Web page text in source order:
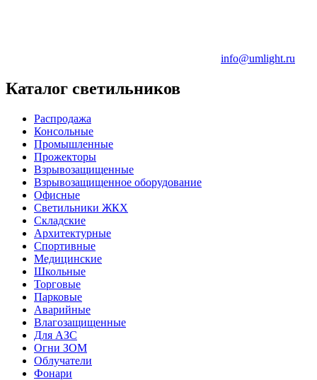
info@umlight.ru
Каталог светильников
Распродажа
Консольные
Промышленные
Прожекторы
Взрывозащищенные
Взрывозащищенное оборудование
Офисные
Cветильники ЖКХ
Складские
Архитектурные
Спортивные
Медицинские
Школьные
Торговые
Парковые
Аварийные
Влагозащищенные
Для АЗС
Огни ЗОМ
Облучатели
Фонари